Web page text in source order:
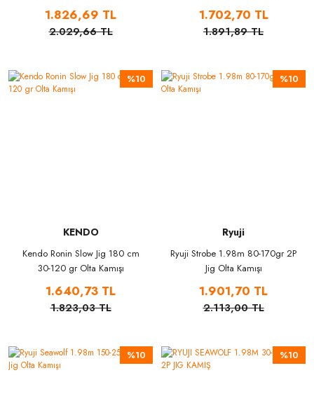
1.826,69 TL
2.029,66 TL
1.702,70 TL
1.891,89 TL
%10
KENDO
Kendo Ronin Slow Jig 180 cm
30-120 gr Olta Kamışı
1.640,73 TL
1.823,03 TL
%10
Ryuji
Ryuji Strobe 1.98m 80-170gr 2P
Jig Olta Kamışı
1.901,70 TL
2.113,00 TL
%10 %10